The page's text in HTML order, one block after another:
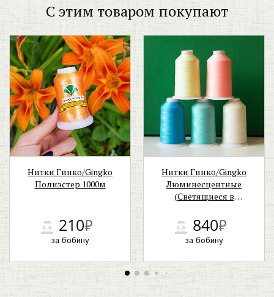
С этим товаром покупают
Нитки Гинко/Gingko
Полиэстер 1000м
210₽
за бобину
Нитки Гинко/Gingko
Люминесцентные
(Светящиеся в
840₽
за бобину